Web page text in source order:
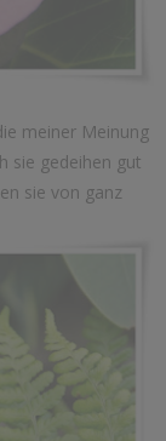
meiner Meinung
sie gedeihen gut
sie von ganz